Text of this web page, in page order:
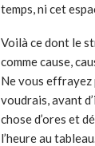
temps, ni cet
Voilà ce dont le
comme cause,
Ne vous effrayez
voudrais, avant
chose d’ores et
l’heure au